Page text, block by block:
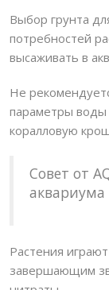
Выбор грунта
потребностей
высаживать в
Не
параметры
коралловую
Совет от
аквариума
Растения
завершающим